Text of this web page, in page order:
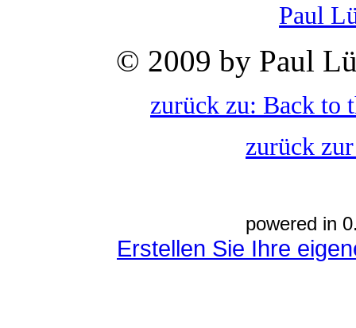
Paul
© 2009 by Paul
zurück zu: Back to
zurück
powered in
Erstellen Sie Ihre